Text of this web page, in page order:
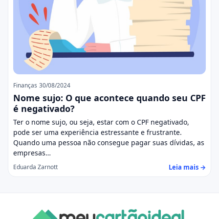
Finanças 30/08/2024
Nome sujo: O que acontece quando seu CPF
é negativado?
Ter o nome sujo, ou seja, estar com o CPF negativado,
pode ser uma experiência estressante e frustrante.
Quando uma pessoa não consegue pagar suas dívidas, as
empresas…
Eduarda Zarnott Leia mais →